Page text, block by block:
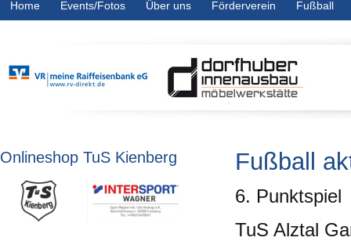
Home Events/Fotos Über uns Förderverein Fußball
Onlineshop TuS Kienberg Fußball
6. Punktspiel
TuS Alztal